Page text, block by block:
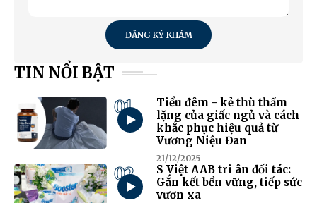
ĐĂNG KÝ KHÁM
TIN NỔI BẬT
01
Tiểu đêm - kẻ thù thầm
lặng của giấc ngủ và cách
khắc phục hiệu quả từ
Vương Niệu Đan
21/12/2025
02
S Việt AAB tri ân đối tác:
Gắn kết bền vững, tiếp sức
vươn xa